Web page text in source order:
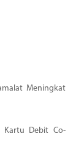
Meningkat
Kartu Debit Co-